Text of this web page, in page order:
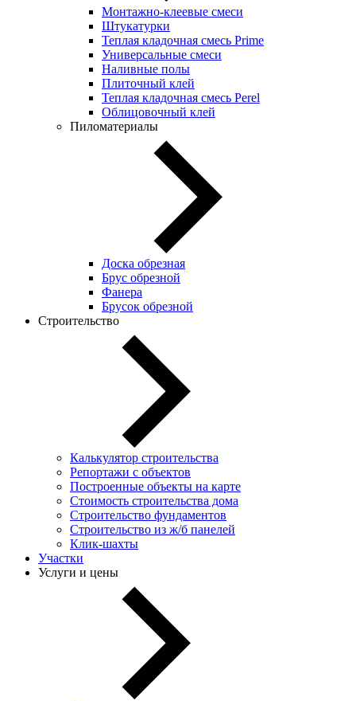
Монтажно-клеевые смеси
Штукатурки
Теплая кладочная смесь Prime
Универсальные смеси
Наливные полы
Плиточный клей
Теплая кладочная смесь Perel
Облицовочный клей
Пиломатериалы
Доска обрезная
Брус обрезной
Фанера
Брусок обрезной
Строительство
Калькулятор строительства
Репортажи с объектов
Построенные объекты на карте
Стоимость строительства дома
Строительство фундаментов
Строительство из ж/б панелей
Клик-шахты
Участки
Услуги и цены